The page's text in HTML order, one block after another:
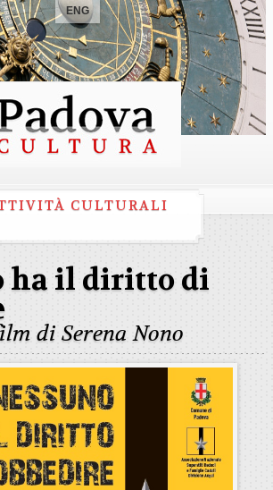
ENG
CULTURALI
ha il diritto di
di Serena Nono